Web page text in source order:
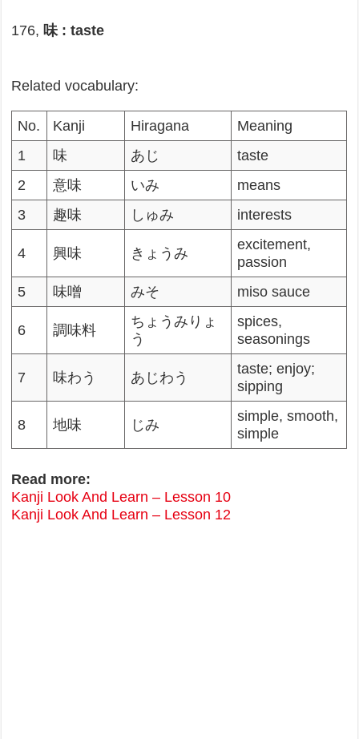
176, 味 : taste
Related vocabulary:
No. Kanji Hiragana
Meaning
1
味 あじ
taste
2
意味 いみ
means
3
趣味 しゅみ interests
4 興味 きょうみ
excitement,
passion
5
味噌 みそ miso sauce
6 調味料
ちょうみりょ
う
spices,
seasonings
7 味わう あじわう
taste; enjoy;
sipping
8 地味 じみ
simple, smooth,
simple
Read more:
Kanji Look And Learn – Lesson 10
Kanji Look And Learn – Lesson 12